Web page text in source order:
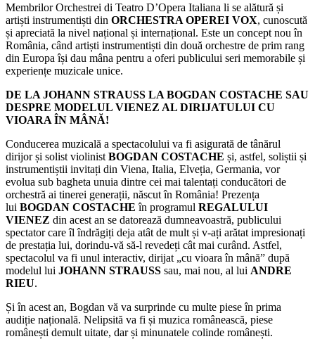
Membrilor Orchestrei di Teatro D’Opera Italiana li se alătură și
artiști instrumentiști din ORCHESTRA OPEREI VOX, cunoscută
și apreciată la nivel național și internațional. Este un concept nou în
România, când artiști instrumentiști din două orchestre de prim rang
din Europa își dau mâna pentru a oferi publicului seri memorabile și
experiențe muzicale unice.
DE LA JOHANN STRAUSS LA BOGDAN COSTACHE SAU
DESPRE MODELUL VIENEZ AL DIRIJATULUI CU
VIOARA ÎN MÂNĂ!
Conducerea muzicală a spectacolului va fi asigurată de tânărul
dirijor și solist violinist BOGDAN COSTACHE și, astfel, soliștii și
instrumentiștii invitați din Viena, Italia, Elveția, Germania, vor
evolua sub bagheta unuia dintre cei mai talentați conducători de
orchestră ai tinerei generații, născut în România! Prezența
lui BOGDAN COSTACHE în programul REGALULUI
VIENEZ din acest an se datorează dumneavoastră, publicului
spectator care îl îndrăgiți deja atât de mult și v-ați arătat impresionați
de prestația lui, dorindu-vă să-l revedeți cât mai curând. Astfel,
spectacolul va fi unul interactiv, dirijat „cu vioara în mână” după
modelul lui JOHANN STRAUSS sau, mai nou, al lui ANDRE
RIEU.
Și în acest an, Bogdan vă va surprinde cu multe piese în prima
audiție națională. Nelipsită va fi și muzica românească, piese
românești demult uitate, dar și minunatele colinde românești.